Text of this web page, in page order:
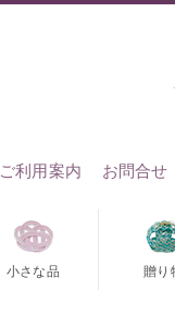
ご利用案内 お問合せ
小さな品 贈り